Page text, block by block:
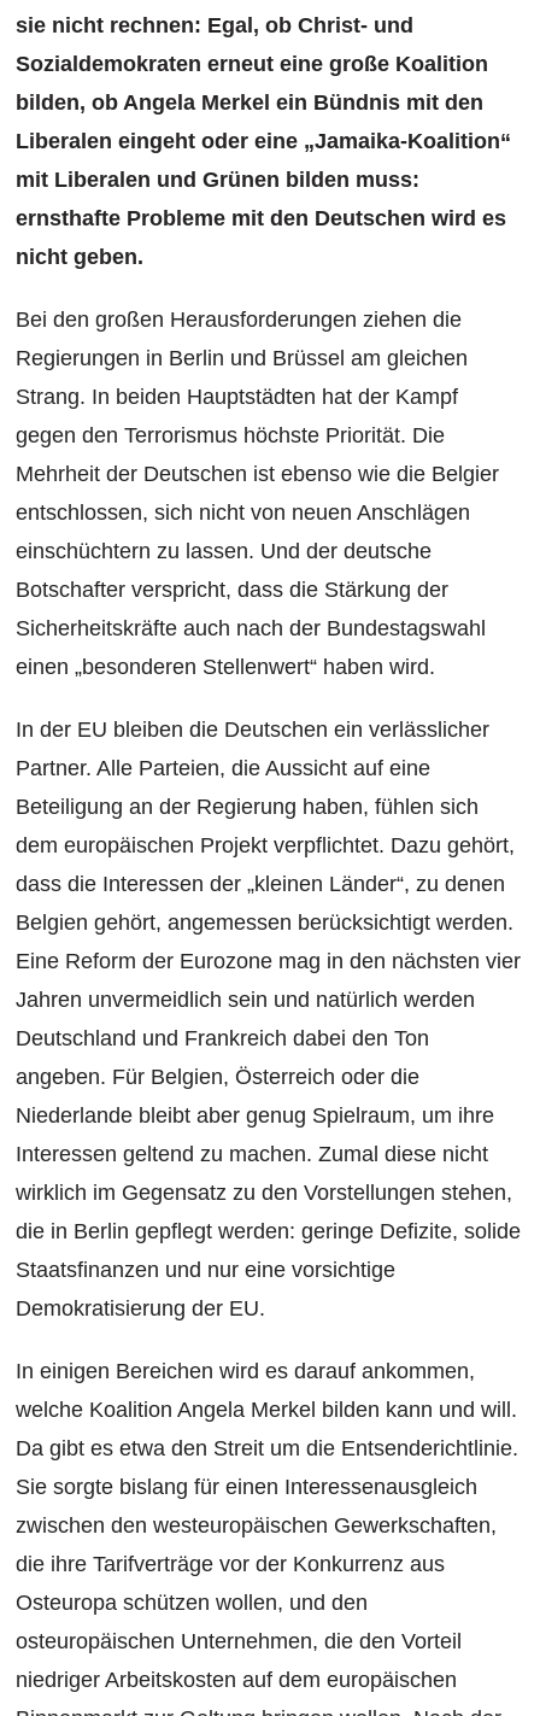
sie nicht rechnen: Egal, ob Christ- und
Sozialdemokraten erneut eine große Koalition
bilden, ob Angela Merkel ein Bündnis mit den
Liberalen eingeht oder eine „Jamaika-Koalition“
mit Liberalen und Grünen bilden muss:
ernsthafte Probleme mit den Deutschen wird es
nicht geben.
Bei den großen Herausforderungen ziehen die
Regierungen in Berlin und Brüssel am gleichen
Strang. In beiden Hauptstädten hat der Kampf
gegen den Terrorismus höchste Priorität. Die
Mehrheit der Deutschen ist ebenso wie die Belgier
entschlossen, sich nicht von neuen Anschlägen
einschüchtern zu lassen. Und der deutsche
Botschafter verspricht, dass die Stärkung der
Sicherheitskräfte auch nach der Bundestagswahl
einen „besonderen Stellenwert“ haben wird.
In der EU bleiben die Deutschen ein verlässlicher
Partner. Alle Parteien, die Aussicht auf eine
Beteiligung an der Regierung haben, fühlen sich
dem europäischen Projekt verpflichtet. Dazu gehört,
dass die Interessen der „kleinen Länder“, zu denen
Belgien gehört, angemessen berücksichtigt werden.
Eine Reform der Eurozone mag in den nächsten vier
Jahren unvermeidlich sein und natürlich werden
Deutschland und Frankreich dabei den Ton
angeben. Für Belgien, Österreich oder die
Niederlande bleibt aber genug Spielraum, um ihre
Interessen geltend zu machen. Zumal diese nicht
wirklich im Gegensatz zu den Vorstellungen stehen,
die in Berlin gepflegt werden: geringe Defizite, solide
Staatsfinanzen und nur eine vorsichtige
Demokratisierung der EU.
In einigen Bereichen wird es darauf ankommen,
welche Koalition Angela Merkel bilden kann und will.
Da gibt es etwa den Streit um die Entsenderichtlinie.
Sie sorgte bislang für einen Interessenausgleich
zwischen den westeuropäischen Gewerkschaften,
die ihre Tarifverträge vor der Konkurrenz aus
Osteuropa schützen wollen, und den
osteuropäischen Unternehmen, die den Vorteil
niedriger Arbeitskosten auf dem europäischen